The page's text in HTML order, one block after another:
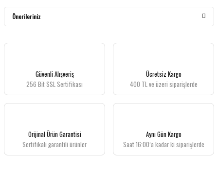
Bu ürüne ilk yorumu siz yapın!
Önerileriniz
Bu ürünün fiyat bilgisi, resim, ürün açıklamalarında ve diğer konularda yetersiz
Ürün resmi kalitesiz, bozuk veya görüntülenemiyor.
Ürün açıklamasında eksik bilgiler bulunuyor.
Ürün fiyatı diğer sitelerden daha pahalı.
Bu ürüne benzer farklı alternatifler olmalı.
Güvenli Alışveriş
256 Bit SSL Sertifikası
Ücretsiz Kargo
400 TL ve üzeri siparişlerde
Orijinal Ürün Garantisi
Sertifikalı garantili ürünler
Aynı Gün Kargo
Saat 16:00’a kadar ki siparişlerde